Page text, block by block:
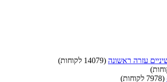
עזרה ראשונה (14079 לקוחות)
(7978 לקוחות)